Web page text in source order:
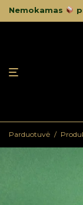
Nemokamas
Parduotuvė /